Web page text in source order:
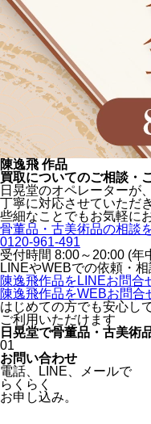
陳逸飛 作品
買取についてのご相談・
日晃堂のオペレーターが
丁寧に対応させていただ
些細なことでもお気軽に
骨董品・古美術品の相談
0120-961-491
受付時間 8:00～20:00 (
LINEやWEBでの依頼・相
陳逸飛作品をLINEお問合
陳逸飛作品をWEBお問合
はじめての方でも安心し
ご利用いただけます
日晃堂で骨董品・古美術
01
お問い合わせ
電話、
LINE、
メールで
らくらく
お申し込み。